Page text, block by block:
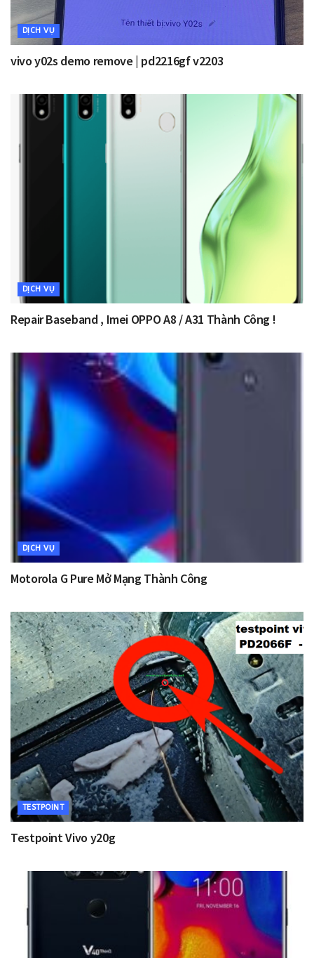
DỊCH VỤ
vivo y02s demo remove | pd2216gf v2203
DỊCH VỤ
Repair Baseband , Imei OPPO A8 / A31 Thành Công !
DỊCH VỤ
Motorola G Pure Mở Mạng Thành Công
TESTPOINT
Testpoint Vivo y20g